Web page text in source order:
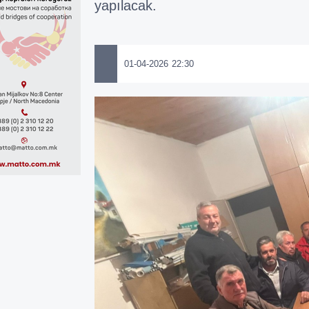
yapılacak.
01-04-2026 22:30